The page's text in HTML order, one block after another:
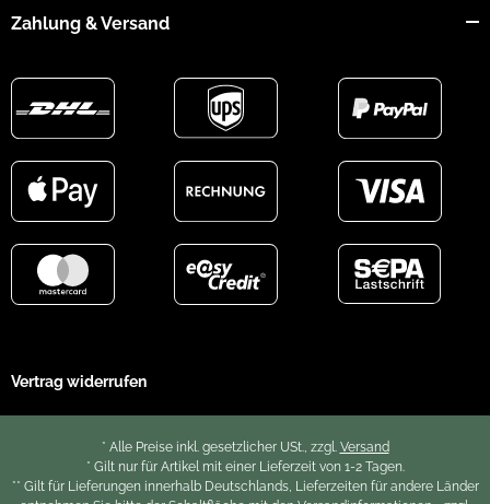
Zahlung & Versand
Vertrag widerrufen
* Alle Preise inkl. gesetzlicher USt., zzgl. Versand
* Gilt nur für Artikel mit einer Lieferzeit von 1-2 Tagen.
** Gilt für Lieferungen innerhalb Deutschlands, Lieferzeiten für andere Länder